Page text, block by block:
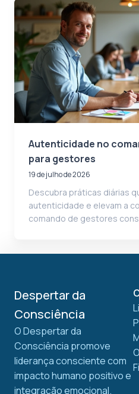
Autenticidade no
para gestores
19 de julho de 2026
Descubra práticas diárias
autenticidade e elevam a
comando de gestores
Despertar da
Consciência
O Despertar da
Consciência promove
liderança consciente com
impacto humano positivo e
integração emocional.